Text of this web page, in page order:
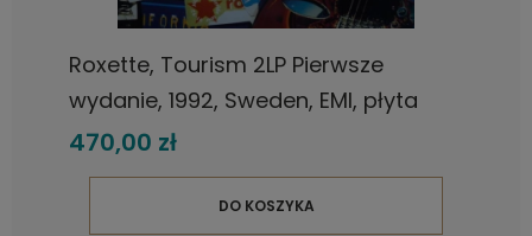
Roxette, Tourism 2LP Pierwsze
wydanie, 1992, Sweden, EMI, płyta
winylowa
470,00 zł
DO KOSZYKA